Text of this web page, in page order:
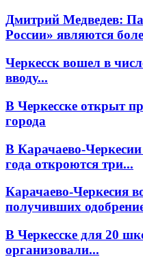
Дмитрий Медведев:
России» являются
Черкесск вошел в
вводу...
В Черкесске открыт
города
В Карачаево-
года откроются три...
Карачаево-Черкесия
получивших
В Черкесске для 20
организовали...